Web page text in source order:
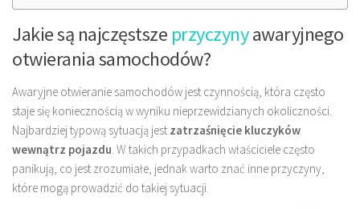
Jakie są najczęstsze przyczynyawaryjnego
otwierania samochodów?
Awaryjne otwieranie samochodów jest czynnością, która często
staje się koniecznością w wyniku nieprzewidzianych okoliczności.
Najbardziej typową sytuacją jest zatrzaśnięcie kluczyków
wewnątrz pojazdu. W takich przypadkach właściciele często
panikują, co jest zrozumiałe, jednak warto znać inne przyczyny,
które mogą prowadzić do takiej sytuacji.